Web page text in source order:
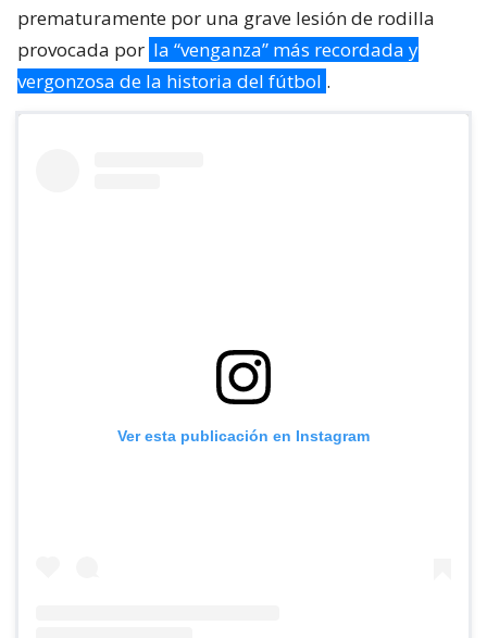
prematuramente por una grave lesión de rodilla
provocada por la “venganza” más recordada y
vergonzosa de la historia del fútbol .
Ver esta publicación en Instagram